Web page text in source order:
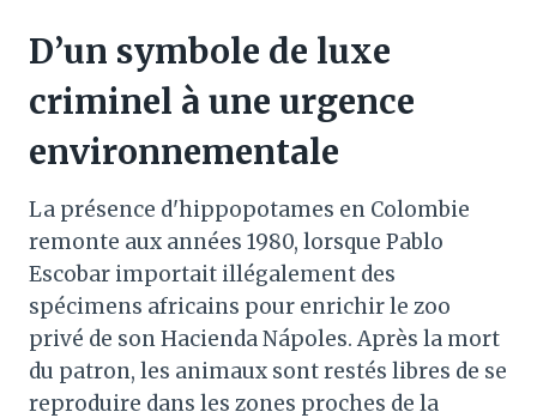
D’un symbole de luxe
criminel à une urgence
environnementale
La présence d'hippopotames en Colombie
remonte aux années 1980, lorsque Pablo
Escobar importait illégalement des
spécimens africains pour enrichir le zoo
privé de son Hacienda Nápoles. Après la mort
du patron, les animaux sont restés libres de se
reproduire dans les zones proches de la